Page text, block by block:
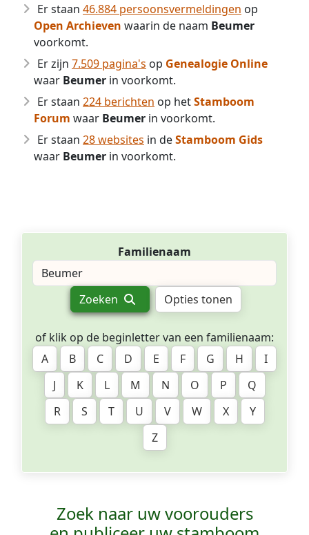
Er staan 46.884 persoonsvermeldingen op
Open Archieven waarin de naam Beumer
voorkomt.
Er zijn 7.509 pagina's op Genealogie Online
waar Beumer in voorkomt.
Er staan 224 berichten op hetStamboom
Forum waar Beumer in voorkomt.
Er staan 28 websites in deStamboom Gids
waar Beumer in voorkomt.
Familienaam
Zoeken Opties tonen
of klik op de beginletter van een familienaam:
A
B C D E F G H
I
J
K L M N O P
Q
R
S T U V W X
Y
Z
Zoek naar uw voorouders